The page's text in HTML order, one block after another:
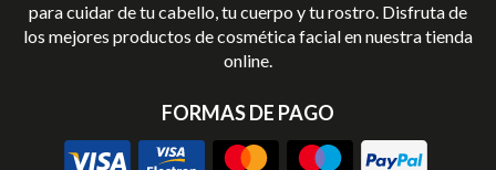
para cuidar de tu cabello, tu cuerpo y tu rostro. Disfruta de
los mejores productos de cosmética facial en nuestra tienda
online.
FORMAS DE PAGO